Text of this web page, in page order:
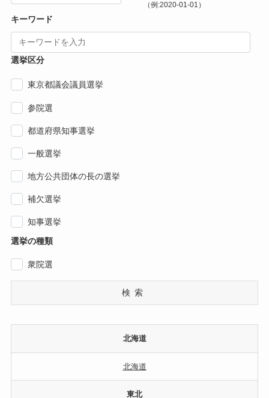
（例:2020-01-01）
キーワード
選挙区分
東京都議会議員選挙
参院選
都道府県知事選挙
一般選挙
地方公共団体の長の選挙
補欠選挙
知事選挙
選挙の種類
衆院選
検索
北海道
北海道
東北